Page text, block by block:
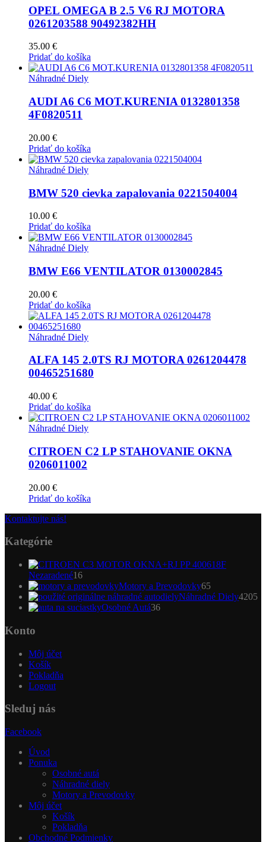
OPEL OMEGA B 2.5 V6 RJ MOTORA
0261203588 90492382HH
35.00 €
Pridať do košíka
Náhradné Diely
AUDI A6 C6 MOT.KURENIA 0132801358
4F0820511
20.00 €
Pridať do košíka
Náhradné Diely
BMW 520 cievka zapalovania 0221504004
10.00 €
Pridať do košíka
Náhradné Diely
BMW E66 VENTILATOR 0130002845
20.00 €
Pridať do košíka
Náhradné Diely
ALFA 145 2.0TS RJ MOTORA 0261204478
00465251680
40.00 €
Pridať do košíka
Náhradné Diely
CITROEN C2 LP STAHOVANIE OKNA
0206011002
20.00 €
Pridať do košíka
Kontaktujte nás!
Kategórie
Nezaradené1616
produktovMotory a Prevodovky6565
produktov
Náhradné Diely4205
Osobné Autá3636
Konto
Môj účet
Košík
Pokladňa
Logout
Sleduj nás
Facebook
Úvod
Ponuka
Osobné autá
Náhradné diely
Motory a Prevodovky
Môj účet
Košík
Pokladňa
Obchodné Podmienky